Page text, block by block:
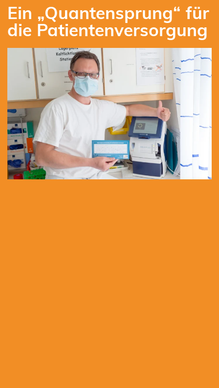
Ein „Quantensprung“ für
die Patientenversorgung